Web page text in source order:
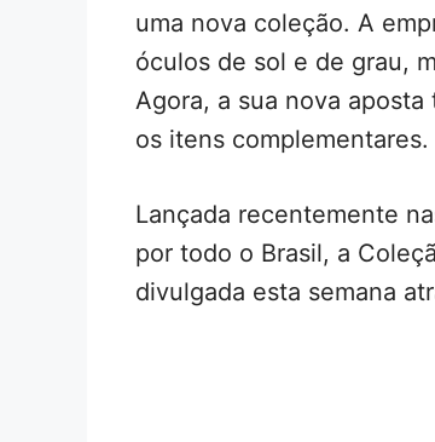
uma nova coleção. A
óculos de sol e de grau,
Agora, a sua nova
os itens complementares.
Lançada recentemente
por todo o Brasil, a
divulgada esta semana